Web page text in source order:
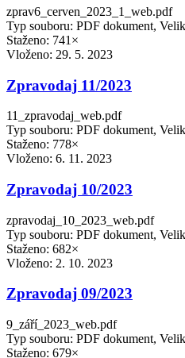
zprav6_cerven_2023_1_web.pdf
Typ souboru: PDF dokument,
Staženo: 741×
Vloženo: 29. 5. 2023
Zpravodaj 11/2023
11_zpravodaj_web.pdf
Typ souboru: PDF dokument,
Staženo: 778×
Vloženo: 6. 11. 2023
Zpravodaj 10/2023
zpravodaj_10_2023_web.pdf
Typ souboru: PDF dokument,
Staženo: 682×
Vloženo: 2. 10. 2023
Zpravodaj 09/2023
9_září_2023_web.pdf
Typ souboru: PDF dokument,
Staženo: 679×